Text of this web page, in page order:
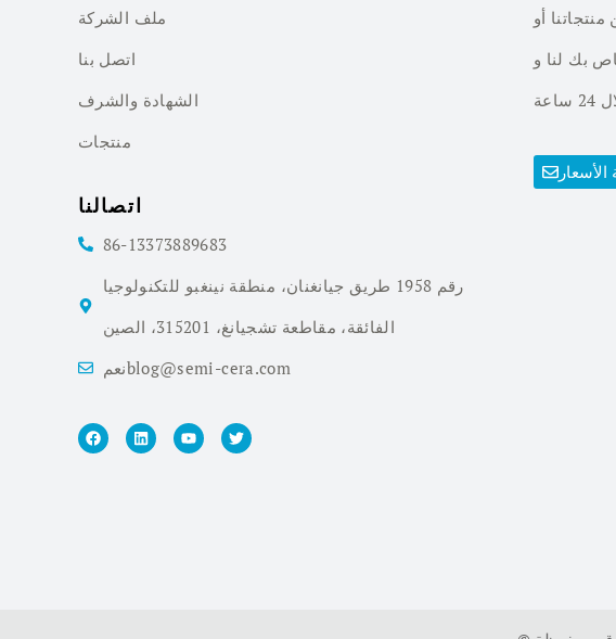
ملف الشركة
اتصل بنا
الشهادة والشرف
منتجات
أو
بك لنا و
اتصالنا
86-13373889683
رقم 1958 طريق جيانغنان، منطقة نينغبو للتكنولوجيا
الفائقة، مقاطعة تشجيانغ، 315201، الصين
نعمblog@semi-cera.com